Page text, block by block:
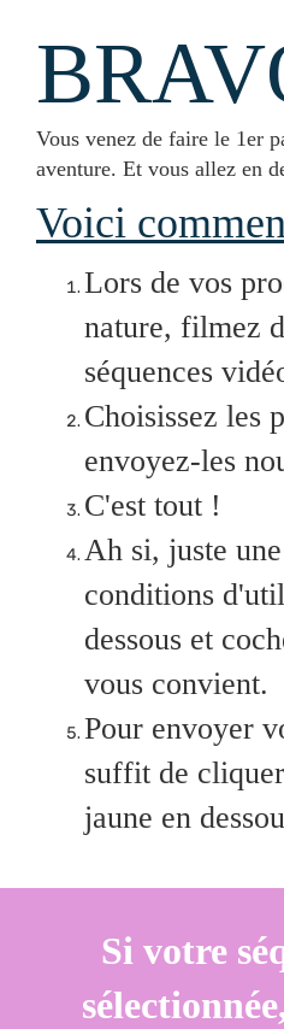
Vous venez de faire le 1er
aventure. Et vous allez en
Voici
Lors de vos
nature, filmez
séquences
Choisissez les
envoyez-les
C'est tout !
Ah si, juste
conditions
dessous et
vous convient.
Pour envoyer
suffit de
jaune en
Si votre